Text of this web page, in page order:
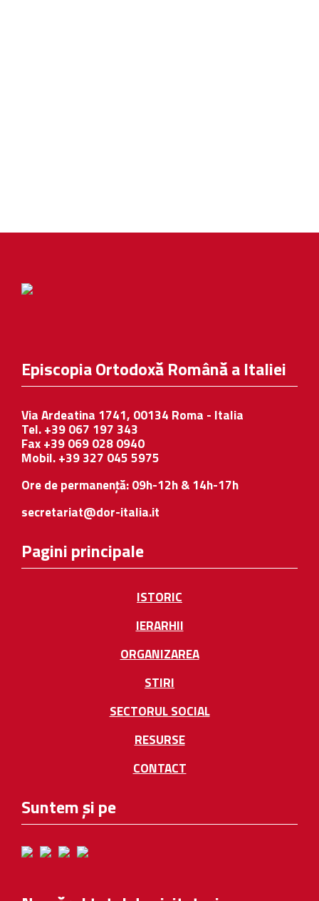
Episcopia Ortodoxă Română a Italiei
Via Ardeatina 1741, 00134 Roma - Italia
Tel. +39 067 197 343
Fax +39 069 028 0940
Mobil. +39 327 045 5975
Ore de permanență: 09h-12h & 14h-17h
secretariat@dor-italia.it
Pagini principale
ISTORIC
IERARHII
ORGANIZAREA
STIRI
SECTORUL SOCIAL
RESURSE
CONTACT
Suntem și pe